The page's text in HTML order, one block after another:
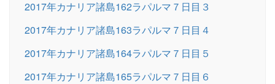
2017年カナリア諸島162ラパルマ７日目３
2017年カナリア諸島163ラパルマ７日目４
2017年カナリア諸島164ラパルマ７日目５
2017年カナリア諸島165ラパルマ７日目６